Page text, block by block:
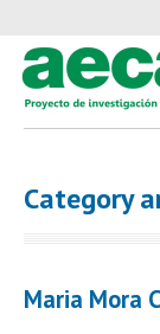
Category
Maria Mora